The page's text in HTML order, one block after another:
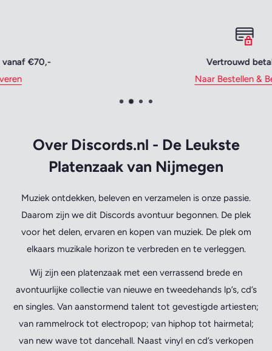
Naar Bestellen & Betalen
Over Discords.nl - De Leukste
Platenzaak van Nijmegen
Muziek ontdekken, beleven en verzamelen is onze passie.
Daarom zijn we dit Discords avontuur begonnen. De plek
voor het delen, ervaren en kopen van muziek. De plek om
elkaars muzikale horizon te verbreden en te verleggen.
Wij zijn een platenzaak met een verrassend brede en
avontuurlijke collectie van nieuwe en tweedehands lp’s, cd’s
en singles. Van aanstormend talent tot gevestigde artiesten;
van rammelrock tot electropop; van hiphop tot hairmetal;
van new wave tot dancehall. Naast vinyl en cd’s verkopen